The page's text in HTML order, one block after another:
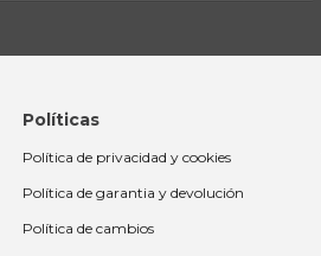
Políticas
Política de privacidad y cookies
Política de garantia y devolución
Política de cambios